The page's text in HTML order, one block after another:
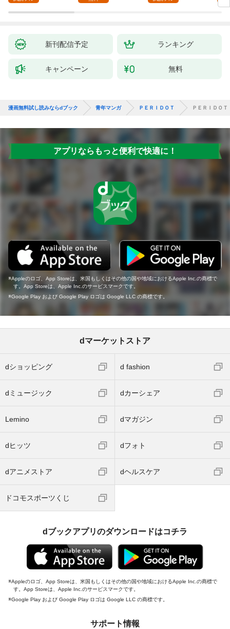
新刊配信予定 ランキング
キャンペーン 無料
漫画無料試し読みならdブック 青年マンガ ＰＥＲＩＤＯＴ ＰＥＲＩＤＯＴ
アプリならもっと便利で快適に！
Appleのロゴ、App Storeは、米国もしくはその他の国や地域におけるApple Inc.の商標で
す。App Storeは、Apple Inc.のサービスマークです。
Google Play および Google Play ロゴは Google LLC の商標です。
dマーケットストア
dショッピング d fashion
dミュージック dカーシェア
Lemino dマガジン
dヒッツ dフォト
dアニメストア dヘルスケア
ドコモスポーツくじ
dブックアプリのダウンロードはコチラ
Appleのロゴ、App Storeは、米国もしくはその他の国や地域におけるApple Inc.の商標で
す。App Storeは、Apple Inc.のサービスマークです。
Google Play および Google Play ロゴは Google LLC の商標です。
サポート情報